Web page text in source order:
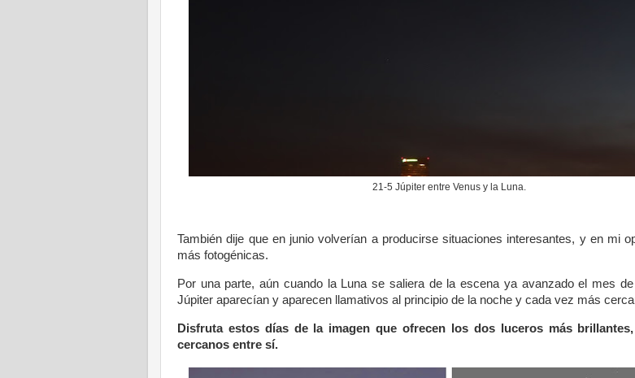
21-5 Júpiter entre Venus y la Luna.
También dije que en junio volverían a producirse situaciones interesantes, y en mi
más fotogénicas.
Por una parte, aún cuando la Luna se saliera de la escena ya avanzado el mes
Júpiter aparecían y aparecen llamativos al principio de la noche y cada vez más
Disfruta estos días de la imagen que ofrecen los dos luceros más
cercanos entre sí.